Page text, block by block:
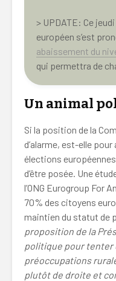
> UPDATE: Ce
européen s’est
abaissement du
qui permettra de
Un animal
Si la position de la
d’alarme, est-elle
élections
d’être posée. Une
l’ONG Eurogroup For
70% des citoyens
maintien du statut de
proposition de la
politique pour tenter
préoccupations
plutôt de droite et